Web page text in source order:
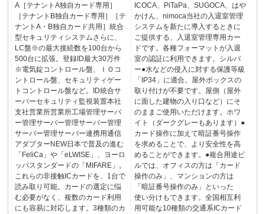
A［テナントA独自カード専用］
［テナントB独自カード専用］［テ
ナントA・B独自カード共用］統合
型セキュリティシステムさらに、
LC盤※の最大接続数を100台から
500台に拡張。登録ID最大30万件
※電気錠コントロール盤、ＩＯコ
ントロール盤、セキュリティゲー
トコントロール盤など。ID統合サ
ーバーセキュリティ監視装置本社
支社営業所営業所工場管理サーバ
ー管理サーバー管理サーバー管理
サーバー管理サーバー連携用通信
アダプターNEW日本で普及の進む
「FeliCa」や「eLWISE」、ヨーロ
ッパスタンダードの「MIFARE」。
これらの非接触ICカードを、1台で
読み取り可能。カードの選定に悩
む必要がなく、複数のカード利用
にも容易に対応します。3種類のカ
ICOCA、PiTaPa、SUGOCA、はや
かけん、nimoca当社の入退室管理
システムを新たに導入するときに
ご提供する、入退室管理専用カー
ドです。各種フォーマットが入退
室の認証に利用できます。シルバ
ー●水などの侵入に対する保護等級
「IP34」に適合。屋外ボックスの
取り付けが不要です。屋側（屋外
に面した建物の入り口など）にそ
のままご使用いただけます。ホワ
イト（ダークグレーもあります）●
カード操作に加えて暗証番号操作
を求めることで、より安全性を高
めることができます。●複合用途ビ
ルでは、オフィスの方は「カード
操作のみ」、マンションの方は
「暗証番号操作のみ」といった
使い分けもできます。全国相互利
用可能な10種類の交通系ICカード